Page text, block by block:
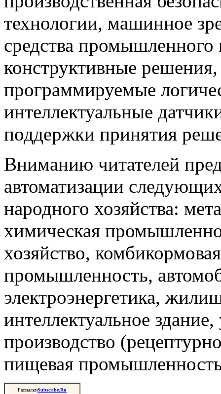
технологии, машинное
средства
конструктивные
программируемые
интеллектуальные
поддержки принятия
Вниманию читателей
автоматизации
народного хозяйства:
химическая
хозяйство,
промышленность,
электроэнергетика,
интеллектуальное
производство
пищевая
РассылкиSubscribe.Ru